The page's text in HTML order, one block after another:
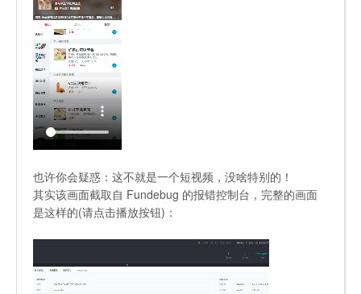
也许你会疑惑：这不就是一个短视频，没啥特别的！
其实该画面截取自 Fundebug 的报错控制台，完整的画面
是这样的(请点击播放按钮)：